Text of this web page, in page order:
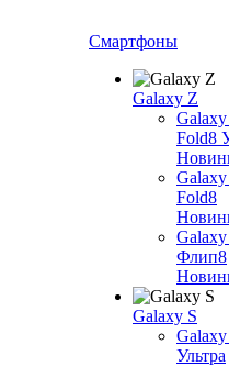
Смартфоны
Galaxy Z
Fold8
Fold8
Флип8
Galaxy S
Ультра